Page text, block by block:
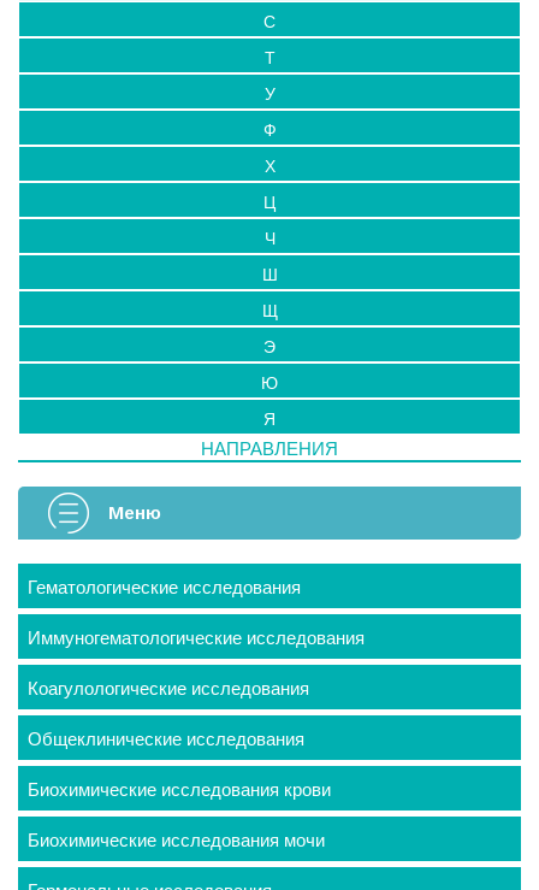
С
Т
У
Ф
Х
Ц
Ч
Ш
Щ
Э
Ю
Я
НАПРАВЛЕНИЯ
Меню
Гематологические исследования
Иммуногематологические исследования
Коагулологические исследования
Общеклинические исследования
Биохимические исследования крови
Биохимические исследования мочи